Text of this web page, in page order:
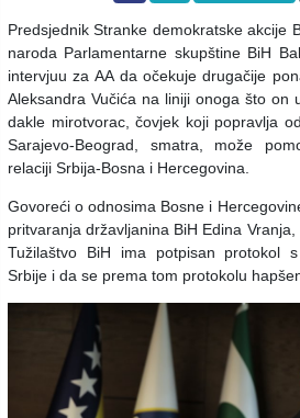
Predsjednik Stranke demokratske akcije
naroda Parlamentarne skupštine BiH
intervjuu za AA da očekuje drugačije
Aleksandra Vučića na liniji onoga što on
dakle mirotvorac, čovjek koji popravlja
Sarajevo-Beograd, smatra, može
relaciji Srbija-Bosna i Hercegovina.
Govoreći o odnosima Bosne i
pritvaranja državljanina BiH Edina
Tužilaštvo BiH ima potpisan protokol
Srbije i da se prema tom protokolu